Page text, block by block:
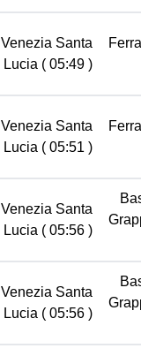
Venezia Santa
Lucia ( 05:49 )
Venezia Santa
Lucia ( 05:51 )
Venezia Santa
Lucia ( 05:56 )
Venezia Santa
Lucia ( 05:56 )